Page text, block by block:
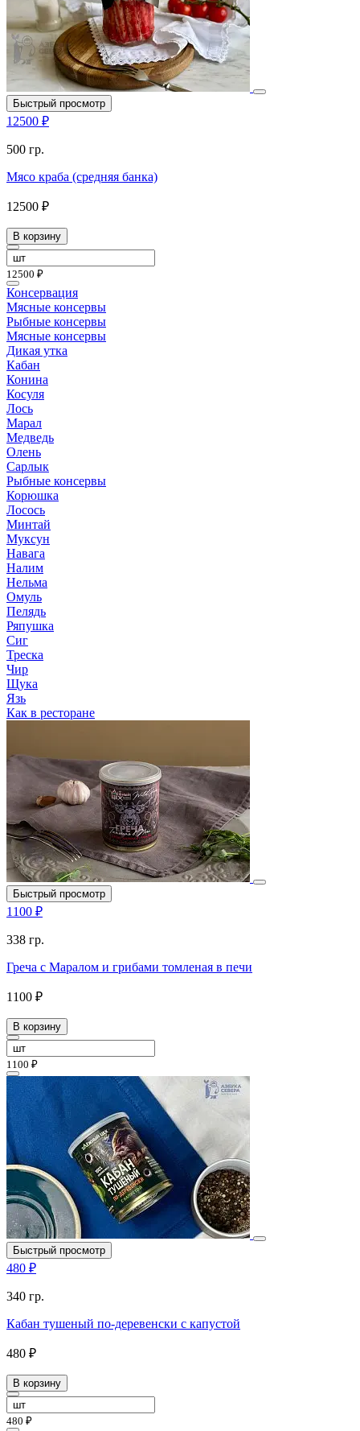
Быстрый просмотр
12500 ₽
500 гр.
Мясо краба (средняя банка)
12500 ₽
В корзину
12500 ₽
Консервация
Мясные консервы
Рыбные консервы
Мясные консервы
Дикая утка
Кабан
Конина
Косуля
Лось
Марал
Медведь
Олень
Сарлык
Рыбные консервы
Корюшка
Лосось
Минтай
Муксун
Навага
Налим
Нельма
Омуль
Пелядь
Ряпушка
Сиг
Треска
Чир
Щука
Язь
Как в ресторане
Быстрый просмотр
1100 ₽
338 гр.
Греча с Маралом и грибами томленая в печи
1100 ₽
В корзину
1100 ₽
Быстрый просмотр
480 ₽
340 гр.
Кабан тушеный по-деревенски с капустой
480 ₽
В корзину
480 ₽